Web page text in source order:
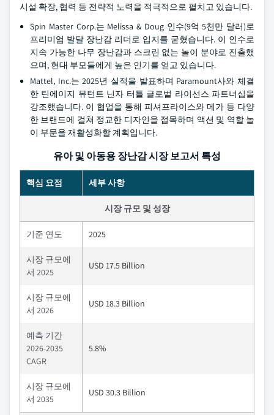
시설 확장, 협력 등 전략적 노력을 적극적으로 펼치고 있습니다.
Spin Master Corp.는 Melissa & Doug 인수(9억 5천만 달러)로
프리미엄 발달 장난감 리더로 입지를 굳혔습니다. 이 인수로
지속 가능한 나무 장난감과 스크린 없는 놀이 분야로 진출했
으며, 현대 부모들에게 높은 인기를 얻고 있습니다.
Mattel, Inc.는 2025년 실적을 발표하며 Paramount사와 체결
한 틴에이지 뮤턴트 닌자 터틀 글로벌 라이선스 파트너십을
강조했습니다. 이 협업을 통해 피셔프라이스와 메가 등 다양
한 브랜드에 걸쳐 정교한 디자인을 접목하며 액션 및 역할 놀
이 부문을 재활성화할 계획입니다.
유아 및 아동용 장난감 시장 보고서 특성
핵심 요점 세부 사항
시장 규모 및 성장
기준 연도 2025
시장 규모에
서 2025
USD 17.5 Billion
시장 규모에
서 2026
USD 18.3 Billion
예측 기간
2026-2035
CAGR
5.8%
시장 규모에
서 2035
USD 30.3 Billion